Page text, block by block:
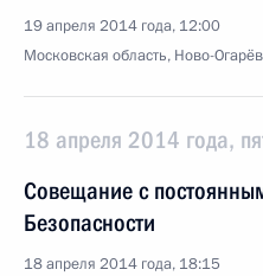
19 апреля 2014 года, 12:00
Московская область, Ново-
18 апреля 2014 года,
Совещание с
Безопасности
18 апреля 2014 года, 18:15